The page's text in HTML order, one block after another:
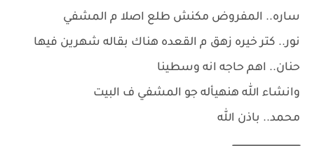
ساره.. المفروض مكنش طلع اصلا م المشفي
نور.. كتر خيره زهق م القعده هناك بقاله شهرين فيها
حنان.. اهم حاجه انه وسطينا
وانشاء الله هنهيأله جو المشفي ف البيت
محمد.. باذن الله
ــــــــــــــــــــــــــــــــــــــــــــــــ